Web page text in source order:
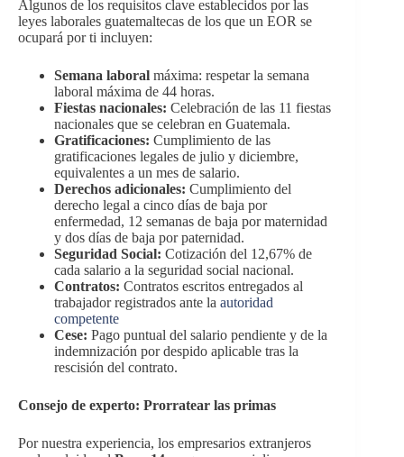
Algunos de los requisitos clave establecidos por las
leyes laborales guatemaltecas de los que un EOR se
ocupará por ti incluyen:
Semana laboral máxima: respetar la semana
laboral máxima de 44 horas.
Fiestas nacionales: Celebración de las 11 fiestas
nacionales que se celebran en Guatemala.
Gratificaciones: Cumplimiento de las
gratificaciones legales de julio y diciembre,
equivalentes a un mes de salario.
Derechos adicionales: Cumplimiento del
derecho legal a cinco días de baja por
enfermedad, 12 semanas de baja por maternidad
y dos días de baja por paternidad.
Seguridad Social: Cotización del 12,67% de
cada salario a la seguridad social nacional.
Contratos: Contratos escritos entregados al
trabajador registrados ante la autoridad
competente
Cese: Pago puntual del salario pendiente y de la
indemnización por despido aplicable tras la
rescisión del contrato.
Consejo de experto: Prorratear las primas
Por nuestra experiencia, los empresarios extranjeros